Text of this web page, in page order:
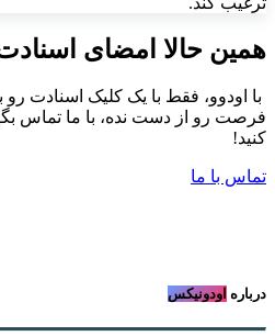
همین حالا امضای
با اودوو، فقط با یک کلیک اسنادت
فرصت رو از دست نده، با ما تماس بگیر
کنید!
تماس با ما
درباره اودونیکس